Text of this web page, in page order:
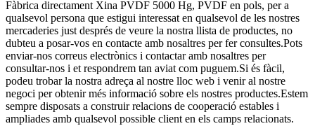
Fàbrica directament Xina PVDF 5000 Hg, PVDF en pols, per a
qualsevol persona que estigui interessat en qualsevol de les nostres
mercaderies just després de veure la nostra llista de productes, no
dubteu a posar-vos en contacte amb nosaltres per fer consultes.Pots
enviar-nos correus electrònics i contactar amb nosaltres per
consultar-nos i et respondrem tan aviat com puguem.Si és fàcil,
podeu trobar la nostra adreça al nostre lloc web i venir al nostre
negoci per obtenir més informació sobre els nostres productes.Estem
sempre disposats a construir relacions de cooperació estables i
ampliades amb qualsevol possible client en els camps relacionats.